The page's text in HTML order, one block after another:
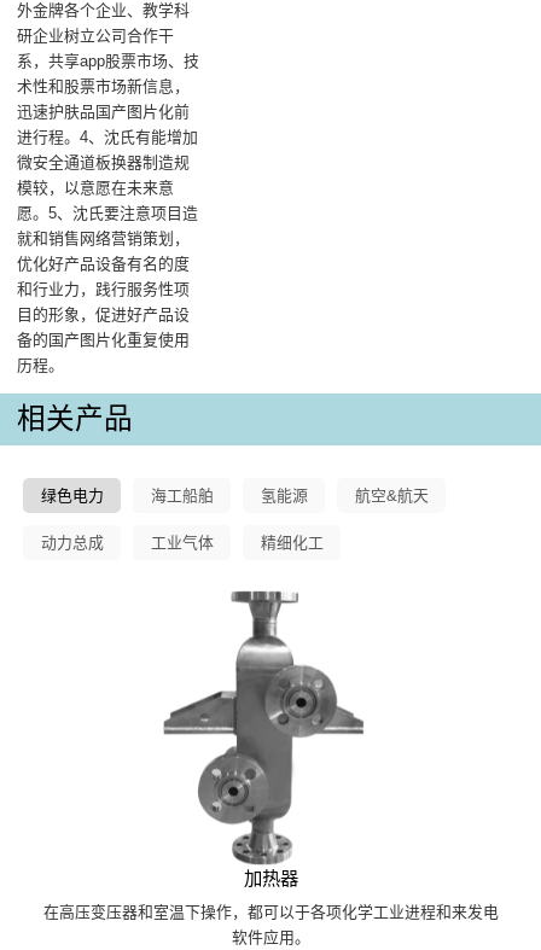
外金牌各个企业、教学科
研企业树立公司合作干
系，共享app股票市场、技
术性和股票市场新信息，
迅速护肤品国产图片化前
进行程。4、沈氏有能增加
微安全通道板换器制造规
模较，以意愿在未来意
愿。5、沈氏要注意项目造
就和销售网络营销策划，
优化好产品设备有名的度
和行业力，践行服务性项
目的形象，促进好产品设
备的国产图片化重复使用
历程。
相关产品
绿色电力 海工船舶 氢能源 航空&航天
动力总成 工业气体 精细化工
加热器
在高压变压器和室温下操作，都可以于各项化学工业进程和来发电
软件应用。